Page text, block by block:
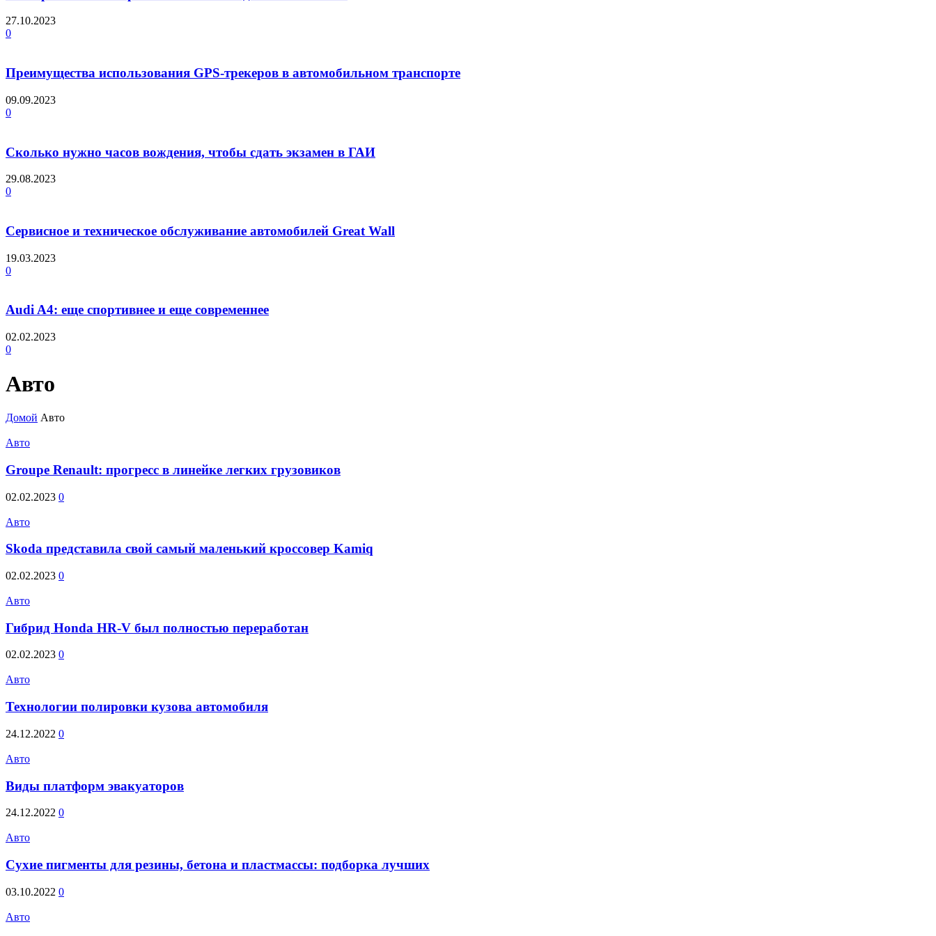
27.10.2023
0
Преимущества использования GPS-трекеров в автомобильном транспорте
09.09.2023
0
Сколько нужно часов вождения, чтобы сдать экзамен в ГАИ
29.08.2023
0
Сервисное и техническое обслуживание автомобилей Great Wall
19.03.2023
0
Audi A4: еще спортивнее и еще современнее
02.02.2023
0
Авто
Домой Авто
Авто
Groupe Renault: прогресс в линейке легких грузовиков
02.02.2023 0
Авто
Skoda представила свой самый маленький кроссовер Kamiq
02.02.2023 0
Авто
Гибрид Honda HR-V был полностью переработан
02.02.2023 0
Авто
Технологии полировки кузова автомобиля
24.12.2022 0
Авто
Виды платформ эвакуаторов
24.12.2022 0
Авто
Сухие пигменты для резины, бетона и пластмассы: подборка лучших
03.10.2022 0
Авто